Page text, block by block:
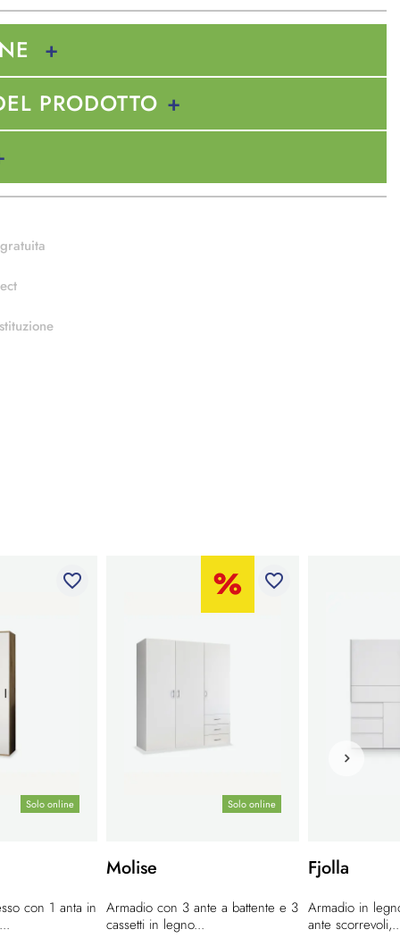
PRODOTTO
Solo online
favorite_border
con 1 anta in
Solo online
favorite_border
Molise
Armadio con 3 ante a battente e 3
cassetti in legno...
Fjolla
Armadio in
ante